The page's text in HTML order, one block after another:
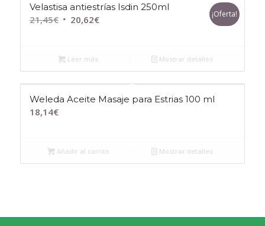
Velastisa antiestrías Isdin 250ml
21,45€ El
era:
21,45€.
20,62€El
20,62€.
¡Oferta!
Leer más Mostrar detalles
Weleda Aceite Masaje para Estrias 100 ml
18,14€
Añadir al carrito Mostrar detalles